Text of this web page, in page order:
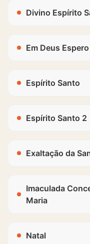
Divino Espírito
Em Deus
Espírito Santo
Espírito Santo 2
Exaltação da
Imaculada
Maria
Natal